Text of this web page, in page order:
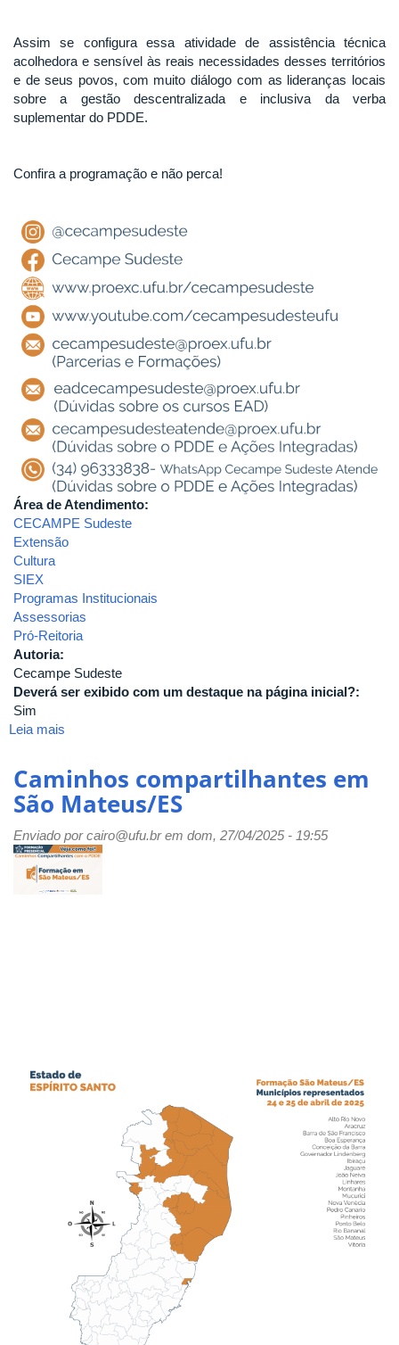
Assim se configura essa atividade de assistência técnica
acolhedora e sensível às reais necessidades desses territórios
e de seus povos, com muito diálogo com as lideranças locais
sobre a gestão descentralizada e inclusiva da verba
suplementar do PDDE.
Confira a programação e não perca!
Área de Atendimento:
CECAMPE Sudeste
Extensão
Cultura
SIEX
Programas Institucionais
Assessorias
Pró-Reitoria
Autoria:
Cecampe Sudeste
Deverá ser exibido com um destaque na página inicial?:
Sim
Leia mais
Técnica
Caminhos
Compartilhantes:
Diferenciadas
em
São
Caminhos compartilhantes em
São Mateus/ES
Enviado porcairo@ufu.brem dom, 27/04/2025 - 19:55